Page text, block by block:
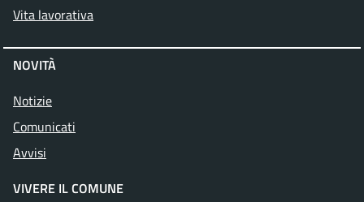
Vita lavorativa
NOVITÀ
Notizie
Comunicati
Avvisi
VIVERE IL COMUNE